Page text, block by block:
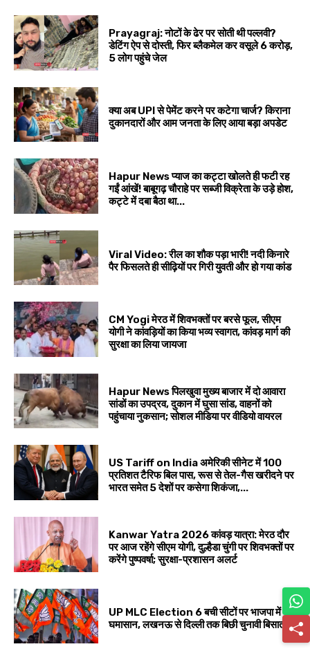
Prayagraj: नोटों के ढेर पर सोती थी पल्लवी?
डेटिंग ऐप से दोस्ती, फिर ब्लैकमेल कर वसूले ₹6 करोड़,
5 लोग पहुंचे जेल
क्या अब UPI से पेमेंट करने पर कटेगा चार्ज? किराना
दुकानदारों और आम जनता के लिए आया बड़ा अपडेट
Hapur News प्याज का कट्टा खोलते ही फटी रह
गईं आंखें! बाबूगढ़ चौराहे पर सब्जी विक्रेता के उड़े होश,
कट्टे में दबा बैठा था...
Viral Video: रील का शौक पड़ा भारी! नदी किनारे
पैर फिसलते ही सीढ़ियों पर गिरी युवती और हो गया कांड
CM Yogi मेरठ में शिवभक्तों पर बरसे फूल, सीएम
योगी ने कांवड़ियों का किया भव्य स्वागत, कांवड़ मार्ग की
सुरक्षा का लिया जायजा
Hapur News पिलखुवा मुख्य बाजार में दो आवारा
सांडों का उपद्रव, दुकान में घुसा सांड, वाहनों को
पहुंचाया नुकसान; सोशल मीडिया पर वीडियो वायरल
US Tariff on India अमेरिकी सीनेट में 100
प्रतिशत टैरिफ बिल पास, रूस से तेल-गैस खरीदने पर
भारत समेत 5 देशों पर कसेगा शिकंजा,...
Kanwar Yatra 2026 कांवड़ यात्रा: मेरठ दौर
पर आज रहेंगे सीएम योगी, दुल्हैडा चुंगी पर शिवभक्तों पर
करेंगे पुष्पवर्षा; सुरक्षा-प्रशासन अलर्ट
UP MLC Election 6 बची सीटों पर भाजपा में
घमासान, लखनऊ से दिल्ली तक बिछी चुनावी बिसात